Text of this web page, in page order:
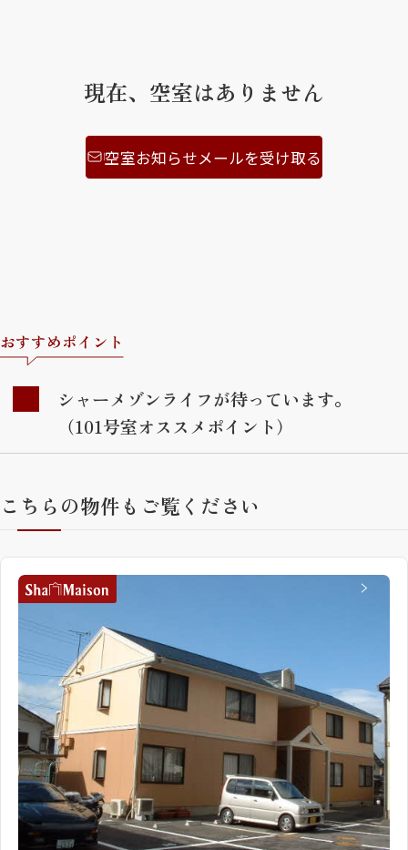
シャーメゾンライフサポート
現在、空室はありません
空室お知らせメールを受け取る
おすすめポイント
シャーメゾンライフが待っています。
（101号室オススメポイント）
こちらの物件もご覧ください